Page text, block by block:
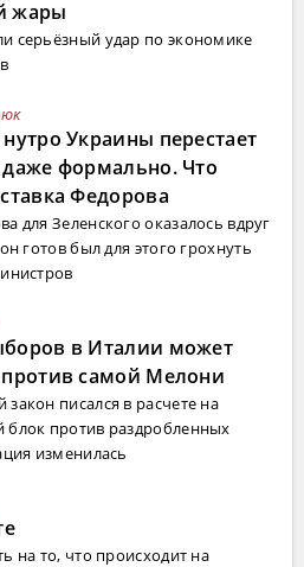
жары
серьёзный удар по экономике
Украины перестает
даже формально. Что
Федорова
для Зеленского оказалось вдруг
готов был для этого грохнуть
в Италии может
против самой Мелони
писался в расчете на
против раздробленных
изменилась
на то, что происходит на